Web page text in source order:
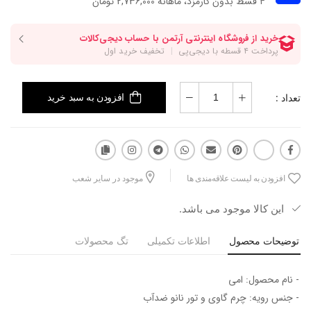
تعداد : افزودن به سبد خرید
افزودن به لیست علاقه‌مندی ها موجود در سایر شعب
این کالا موجود می باشد.
توضیحات محصول اطلاعات تکمیلی تگ محصولات
- نام محصول: امی
- جنس رویه: چرم گاوی و تور نانو ضدآب